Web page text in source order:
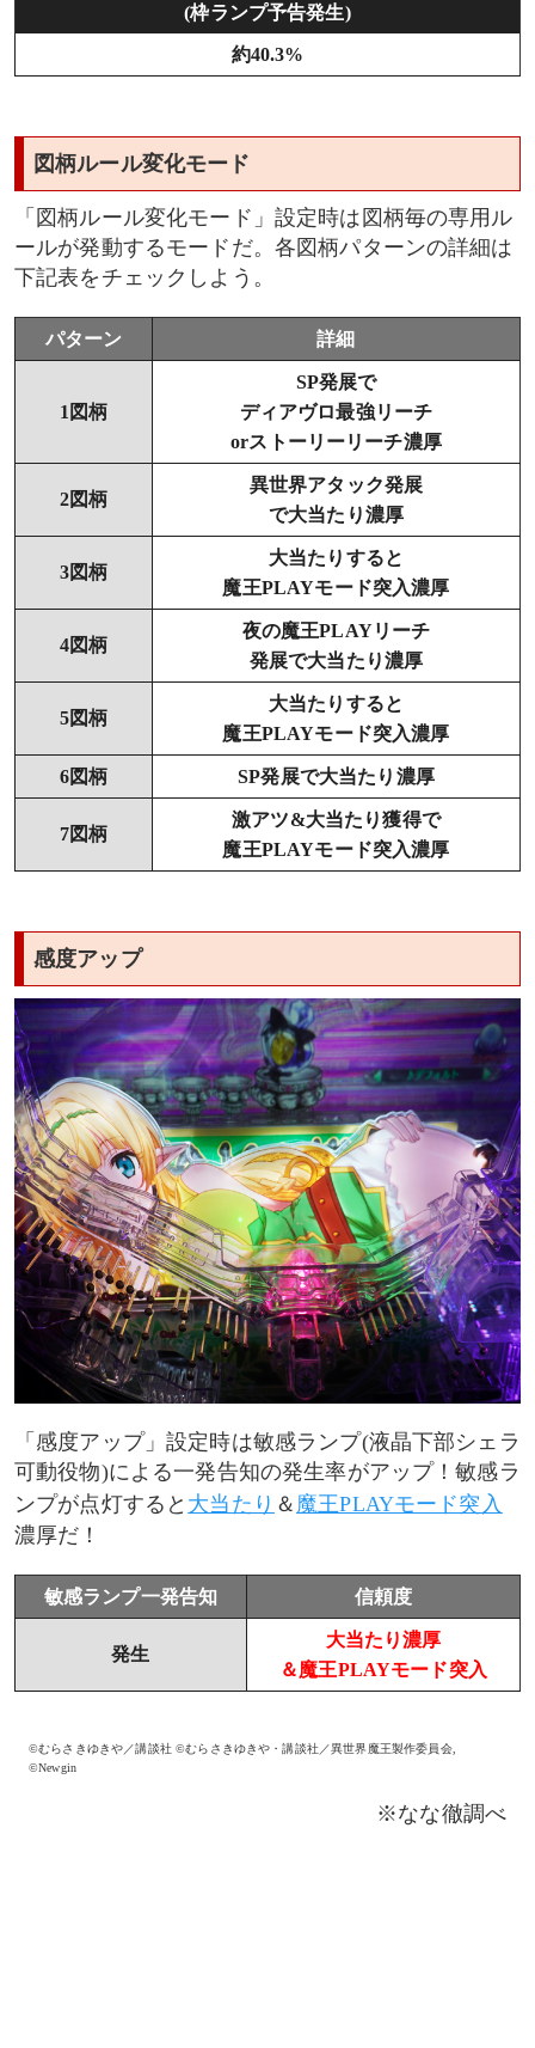
(枠ランプ予告発生)
約40.3%
図柄ルール変化モード
「図柄ルール変化モード」設定時は図柄毎の専用ル
ールが発動するモードだ。各図柄パターンの詳細は
下記表をチェックしよう。
パターン 詳細
1図柄
SP発展で
ディアヴロ最強リーチ
orストーリーリーチ濃厚
2図柄
異世界アタック発展
で大当たり濃厚
3図柄
大当たりすると
魔王PLAYモード突入濃厚
4図柄
夜の魔王PLAYリーチ
発展で大当たり濃厚
5図柄
大当たりすると
魔王PLAYモード突入濃厚
6図柄 SP発展で大当たり濃厚
7図柄
激アツ&大当たり獲得で
魔王PLAYモード突入濃厚
感度アップ
「感度アップ」設定時は敏感ランプ(液晶下部シェラ
可動役物)による一発告知の発生率がアップ！敏感ラ
ンプが点灯すると 大当たり ＆ 魔王PLAYモード突入
濃厚だ！
敏感ランプ一発告知 信頼度
発生
大当たり濃厚
＆魔王PLAYモード突入
©むらさきゆきや／講談社 ©むらさきゆきや・講談社／異世界魔王製作委員会,
©Newgin
※なな徹調べ